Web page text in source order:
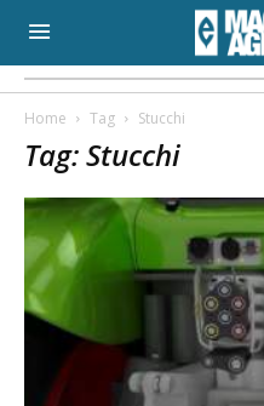
Home Tag Stucchi
Tag: Stucchi